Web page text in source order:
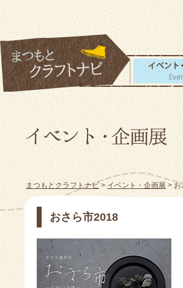
まつもとクラフトナビ>イベント・企画展> お
おさら市2018